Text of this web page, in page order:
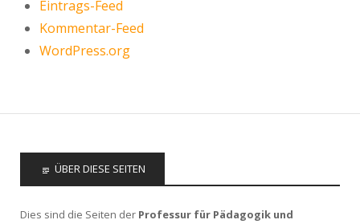
Eintrags-Feed
Kommentar-Feed
WordPress.org
ÜBER DIESE SEITEN
Dies sind die Seiten der Professur für Pädagogik und